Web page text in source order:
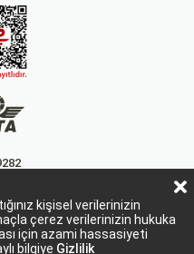
kişisel verilerinizin
çerez verilerinizin hukuka
için azami hassasiyeti
bilgiye Gizlilik